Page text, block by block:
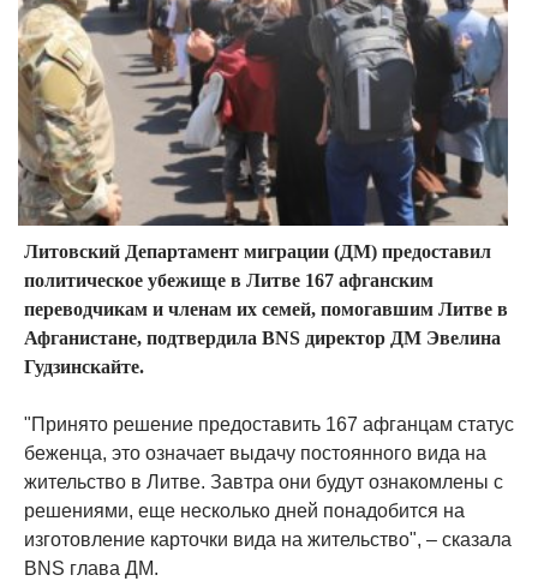
Литовский Департамент миграции (ДМ) предоставил
политическое убежище в Литве 167 афганским
переводчикам и членам их семей, помогавшим Литве в
Афганистане, подтвердила BNS директор ДМ Эвелина
Гудзинскайте.
"Принято решение предоставить 167 афганцам статус
беженца, это означает выдачу постоянного вида на
жительство в Литве. Завтра они будут ознакомлены с
решениями, еще несколько дней понадобится на
изготовление карточки вида на жительство", – сказала
BNS глава ДМ.